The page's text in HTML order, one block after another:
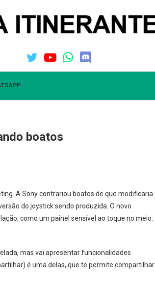
boatos
A Sony contrariou boatos de que modificaria
do joystick sendo produzida. O novo
como um painel sensível ao toque no meio.
mas vai apresentar funcionalidades
é uma delas, que te permite compartilhar